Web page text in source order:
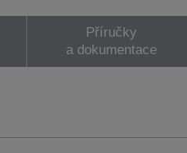
Příručky
a dokumentace